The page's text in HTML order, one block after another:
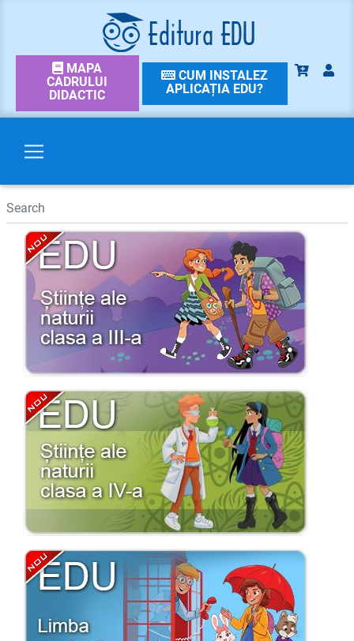
MAPA
CADRULUI
DIDACTIC
CUM INSTALEZ
APLICAȚIA EDU?